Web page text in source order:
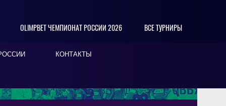
OLIMPBET ЧЕМПИОНАТ РОССИИ 2026 ВСЕ ТУРНИРЫ
КОНТАКТЫ